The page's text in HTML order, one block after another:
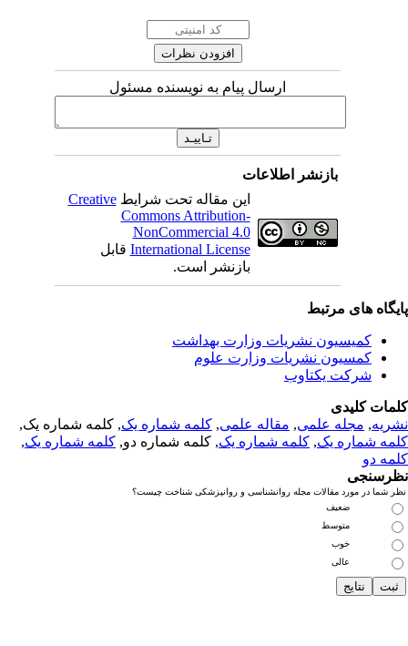
ارسال پیام به نویسنده مسئول
بازنشر اطلاعات
این مقاله تحت شرایطCreative
Commons Attribution-
NonCommercial 4.0
International Licenseقابل
بازنشر است.
های مرتبط
کمیسیون نشریات وزارت بهداشت
کمسیون نشریات وزارت علوم
شرکت یکتاوب
کلیدی
,مجله علمی, مقاله علمی, کلمه شماره یک, کلمه شماره یک,
شماره یک,کلمه شماره یک, کلمه شماره دو,کلمه شماره یک,
دو
شما در مورد مقالات مجله روانشناسی و روانپزشکی شناخت چیست؟
ضعیف
متوسط
خوب
عالی